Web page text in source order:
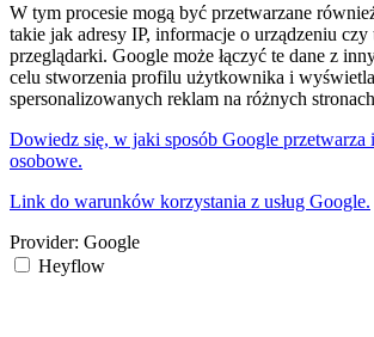
W tym procesie mogą być przetwarzane
takie jak adresy IP, informacje o urządzeniu czy
przeglądarki. Google może łączyć te dane z
celu stworzenia profilu użytkownika i
spersonalizowanych reklam na różnych
Dowiedz się, w jaki sposób Google przetwarza
osobowe.
Link do warunków korzystania z usług Google.
Provider: Google
Heyflow